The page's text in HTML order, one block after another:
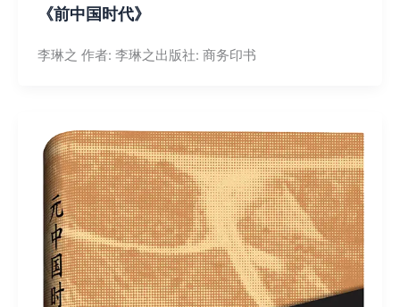
《前中国时代》
李琳之 作者: 李琳之出版社: 商务印书